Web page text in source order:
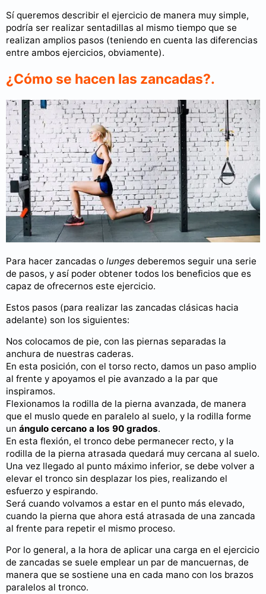
Sí queremos describir el ejercicio de manera muy simple,
podría ser realizar sentadillas al mismo tiempo que se
realizan amplios pasos (teniendo en cuenta las diferencias
entre ambos ejercicios, obviamente).
¿Cómo se hacen las zancadas?.
Para hacer zancadas o lunges deberemos seguir una serie
de pasos, y así poder obtener todos los beneficios que es
capaz de ofrecernos este ejercicio.
Estos pasos (para realizar las zancadas clásicas hacia
adelante) son los siguientes:
Nos colocamos de pie, con las piernas separadas la
anchura de nuestras caderas.
En esta posición, con el torso recto, damos un paso amplio
al frente y apoyamos el pie avanzado a la par que
inspiramos.
Flexionamos la rodilla de la pierna avanzada, de manera
que el muslo quede en paralelo al suelo, y la rodilla forme
un ángulo cercano a los 90 grados.
En esta flexión, el tronco debe permanecer recto, y la
rodilla de la pierna atrasada quedará muy cercana al suelo.
Una vez llegado al punto máximo inferior, se debe volver a
elevar el tronco sin desplazar los pies, realizando el
esfuerzo y espirando.
Será cuando volvamos a estar en el punto más elevado,
cuando la pierna que ahora está atrasada de una zancada
al frente para repetir el mismo proceso.
Por lo general, a la hora de aplicar una carga en el ejercicio
de zancadas se suele emplear un par de mancuernas, de
manera que se sostiene una en cada mano con los brazos
paralelos al tronco.